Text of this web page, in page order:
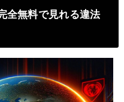
全無料で見れる違法